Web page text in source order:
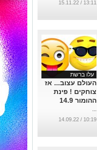
13:11 / 15.11.22
עלו ברשת
העולם עצוב... אז
צוחקים ! פינת
ההומור 14.9
...
10:19 / 14.09.22